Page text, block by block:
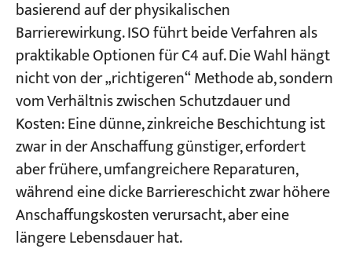
basierend auf der physikalischen
Barrierewirkung. ISO führt beide Verfahren als
praktikable Optionen für C4 auf. Die Wahl hängt
nicht von der „richtigeren“ Methode ab, sondern
vom Verhältnis zwischen Schutzdauer und
Kosten: Eine dünne, zinkreiche Beschichtung ist
zwar in der Anschaffung günstiger, erfordert
aber frühere, umfangreichere Reparaturen,
während eine dicke Barriereschicht zwar höhere
Anschaffungskosten verursacht, aber eine
längere Lebensdauer hat.